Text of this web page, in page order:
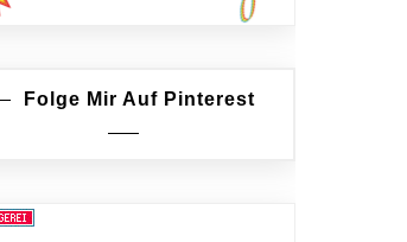
Folge Mir Auf Pinterest